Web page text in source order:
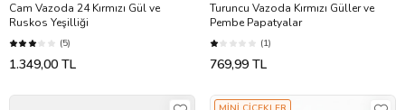
Cam Vazoda 24 Kırmızı Gül ve
Ruskos Yeşilliği
(5)
1.349,00 TL
Turuncu Vazoda Kırmızı Güller ve
Pembe Papatyalar
(1)
769,99 TL